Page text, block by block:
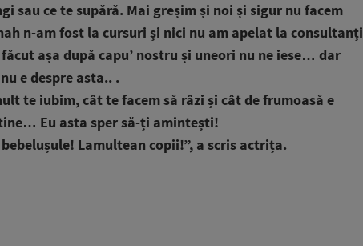
sau ce te supără. Mai greșim și noi și sigur nu facem
n-am fost la cursuri și nici nu am apelat la consultanți
așa după capu’ nostru și uneori nu ne iese… dar
e despre asta.. .
te iubim, cât te facem să râzi și cât de frumoasă e
Eu asta sper să-ți amintești!
Lamultean copii!”, a scris actrița.